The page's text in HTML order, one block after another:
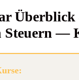
Steu­ern —